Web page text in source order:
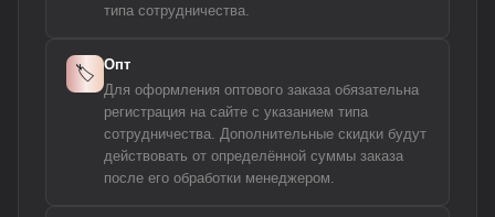
типа сотрудничества.
🏷️ Опт
Для оформления оптового заказа обязательна
регистрация на сайте с указанием типа
сотрудничества. Дополнительные скидки будут
действовать от определённой суммы заказа
после его обработки менеджером.